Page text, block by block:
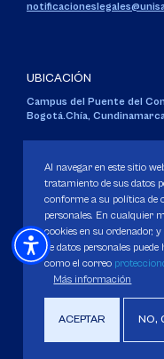
UBICACIÓN
Campus del Puente del
Bogotá.Chía,
Personería Jurídica:
Ministerio de Educación
Política de Protección de
Derechos Pecuniarios
Al navegar en este sitio
tratamiento de sus datos
conforme a su política de
personales. En cualquier
cookies en su ordenador,
de datos personales
como el correo
Más información
ACEPTAR NO,